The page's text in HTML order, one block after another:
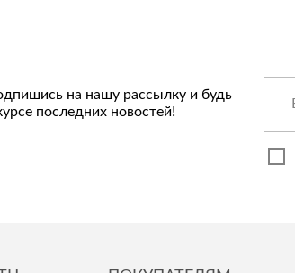
на нашу рассылку и будь
последних новостей!